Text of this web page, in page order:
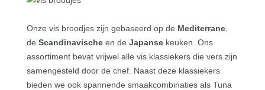
Onze vis broodjes zijn gebaseerd op de Mediterrane
de Scandinavische en de Japanse keuken. Ons
assortiment bevat vrijwel alle vis klassiekers die vers zijn
samengesteld door de chef. Naast deze klassiekers
bieden we ook spannende smaakcombinaties als Tuna